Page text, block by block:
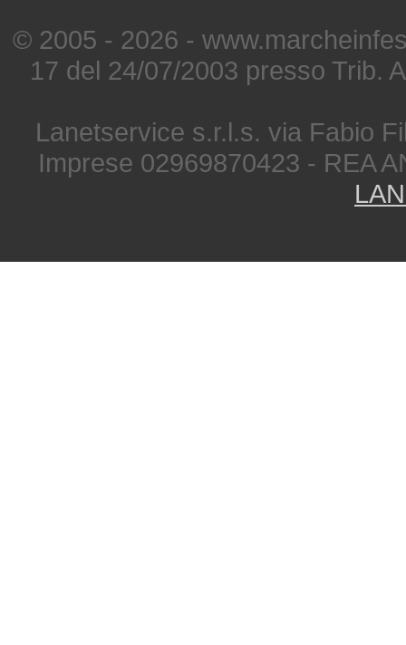
© 2005 - 2026 -
17 del 24/07/2003 presso Trib.
Lanetservice s.r.l.s. via Fabio
Imprese 02969870423 - REA